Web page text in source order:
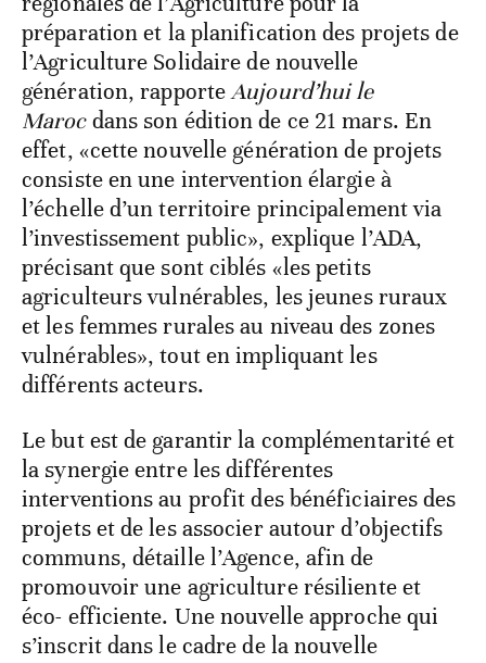
préparation et la planification des projets de
l’Agriculture Solidaire de nouvelle
génération, rapporteAujourd’hui le
Marocdans son édition de ce 21 mars. En
effet, «cette nouvelle génération de projets
consiste en une intervention élargie à
l’échelle d’un territoire principalement via
l’investissement public», explique l’ADA,
précisant que sont ciblés «les petits
agriculteurs vulnérables, les jeunes ruraux
et les femmes rurales au niveau des zones
vulnérables», tout en impliquant les
différents acteurs.
Le but est de garantir la complémentarité et
la synergie entre les différentes
interventions au profit des bénéficiaires des
projets et de les associer autour d’objectifs
communs, détaille l’Agence, afin de
promouvoir une agriculture résiliente et
éco- efficiente. Une nouvelle approche qui
s’inscrit dans le cadre de la nouvelle